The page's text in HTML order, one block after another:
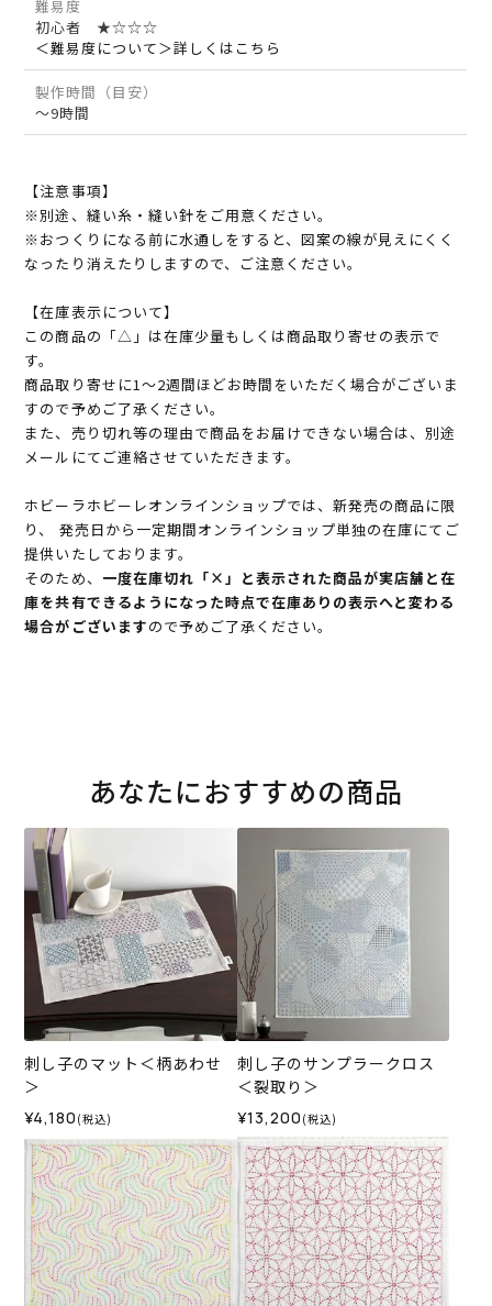
難易度
初心者 ★☆☆☆
＜難易度について＞詳しくはこちら
製作時間（目安）
～9時間
【注意事項】
※別途、縫い糸・縫い針をご用意ください。
※おつくりになる前に水通しをすると、図案の線が見えにくく
なったり消えたりしますので、ご注意ください。
【在庫表示について】
この商品の「△」は在庫少量もしくは商品取り寄せの表示で
す。
商品取り寄せに1～2週間ほどお時間をいただく場合がございま
すので予めご了承ください。
また、売り切れ等の理由で商品をお届けできない場合は、別途
メールにてご連絡させていただきます。
ホビーラホビーレオンラインショップでは、新発売の商品に限
り、 発売日から一定期間オンラインショップ単独の在庫にてご
提供いたしております。
そのため、 一度在庫切れ「×」と表示された商品が実店舗と在
庫を共有できるようになった時点で在庫ありの表示へと変わる
場合がございますので予めご了承ください。
あなたにおすすめの商品
刺し子のマット＜柄あわせ
＞
¥4,180 (税込)
刺し子のサンプラークロス
＜裂取り＞
¥13,200 (税込)